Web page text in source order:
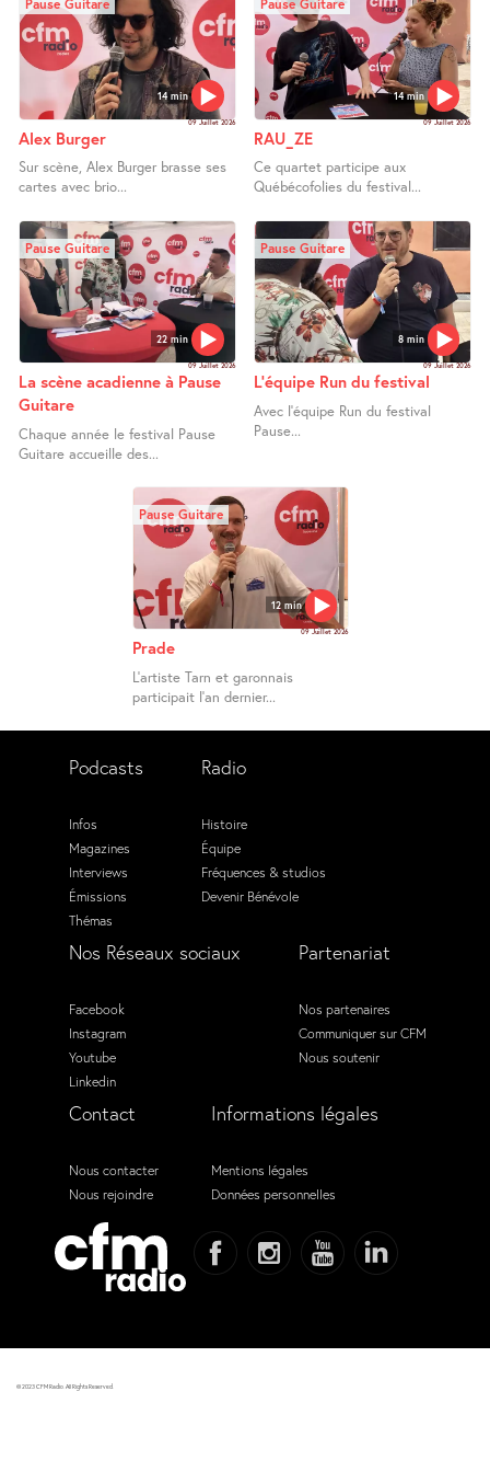
14 min
Pause Guitare
09 Juillet 2026
Alex Burger
Sur scène, Alex Burger brasse ses
cartes avec brio...
14 min
Pause Guitare
09 Juillet 2026
RAU_ZE
Ce quartet participe aux
Québécofolies du festival...
22 min
Pause Guitare
09 Juillet 2026
La scène acadienne à Pause
Guitare
Chaque année le festival Pause
Guitare accueille des...
8 min
Pause Guitare
09 Juillet 2026
L’équipe Run du festival
Avec l’équipe Run du festival
Pause...
12 min
Pause Guitare
09 Juillet 2026
Prade
L’artiste Tarn et garonnais
participait l’an dernier...
Podcasts
Infos
Magazines
Interviews
Émissions
Thémas
Radio
Histoire
Équipe
Fréquences & studios
Devenir Bénévole
Nos Réseaux sociaux
Facebook
Instagram
Youtube
Linkedin
Partenariat
Nos partenaires
Communiquer sur CFM
Nous soutenir
Contact
Nous contacter
Nous rejoindre
Informations légales
Mentions légales
Données personnelles
© 2023 CFM Radio. All Rights Reserved.